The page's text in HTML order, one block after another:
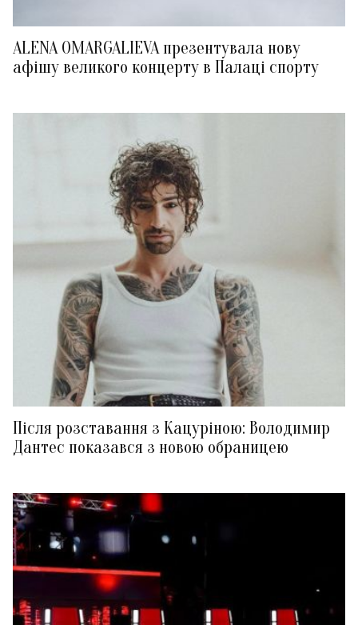
ALENA OMARGALIEVA презентувала нову
афішу великого концерту в Палаці спорту
Після розставання з Кацуріною: Володимир
Дантес показався з новою обраницею